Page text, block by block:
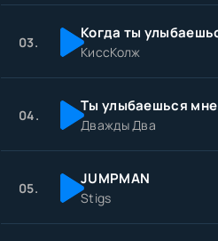
03.
КиссКолж
04. Ты улыбаешься мне
Дважды Два
05. JUMPMAN
Stigs